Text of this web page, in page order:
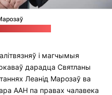
і магчымыя
дарадца Святланы
Леанід Марозаў ва
ААН па правах чалавека